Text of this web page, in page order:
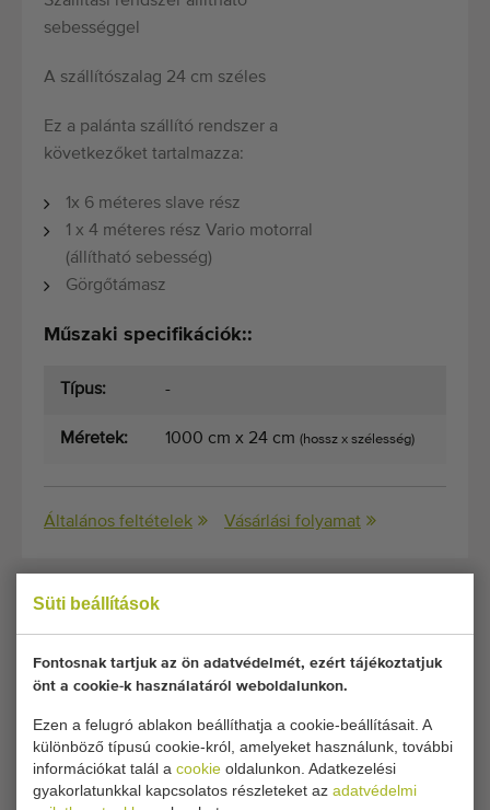
Süti beállítások
Fontosnak tartjuk az ön adatvédelmét, ezért tájékoztatjuk
önt a cookie-k használatáról weboldalunkon.
Ezen a felugró ablakon beállíthatja a cookie-beállításait. A
különböző típusú cookie-król, amelyeket használunk, további
információkat talál a cookie oldalunkon. Adatkezelési
gyakorlatunkkal kapcsolatos részleteket az adatvédelmi
sebességgel
A szállítószalag 24 cm széles
Ez a palánta szállító rendszer a
következőket tartalmazza:
1x 6 méteres slave rész
1 x 4 méteres rész Vario motorral
(állítható sebesség)
Görgőtámasz
Műszaki specifikációk::
Típus: -
Méretek: 1000 cm x 24 cm (hossz x szélesség)
Általános feltételek Vásárlási folyamat
Sajnos ez a Wevab cserepes növény
Szeretne értesülni, ha elérhető lesz egy hasonló
Szállítószalagok cserepes növényekhez? Itt töltse ki
adatait.